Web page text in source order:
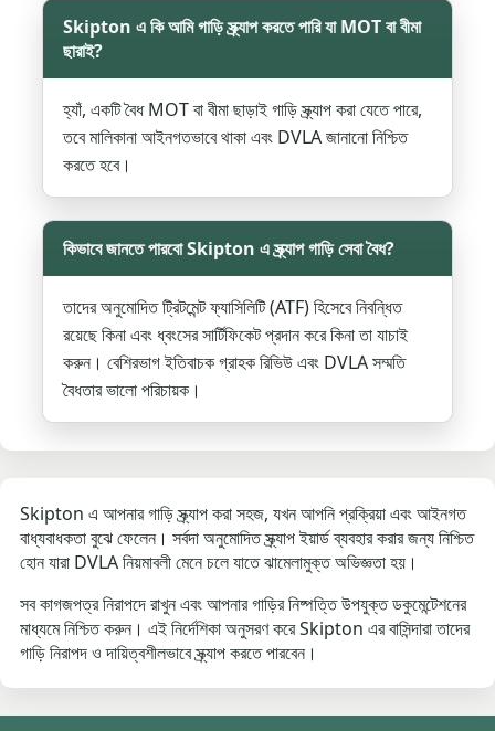
Skipton এ কি আমি গাড়ি স্ক্র্যাপ করতে পারি যা MOT বা বীমা
ছারাই?
হ্যাঁ, একটি বৈধ MOT বা বীমা ছাড়াই গাড়ি স্ক্র্যাপ করা যেতে পারে,
তবে মালিকানা আইনগতভাবে থাকা এবং DVLA জানানো নিশ্চিত
করতে হবে।
কিভাবে জানতে পারবো Skipton এ স্ক্র্যাপ গাড়ি সেবা বৈধ?
তাদের অনুমোদিত ট্রিটমেন্ট ফ্যাসিলিটি (ATF) হিসেবে নিবন্ধিত
রয়েছে কিনা এবং ধ্বংসের সার্টিফিকেট প্রদান করে কিনা তা যাচাই
করুন। বেশিরভাগ ইতিবাচক গ্রাহক রিভিউ এবং DVLA সম্মতি
বৈধতার ভালো পরিচায়ক।
Skipton এ আপনার গাড়ি স্ক্র্যাপ করা সহজ, যখন আপনি প্রক্রিয়া এবং আইনগত
বাধ্যবাধকতা বুঝে ফেলেন। সর্বদা অনুমোদিত স্ক্র্যাপ ইয়ার্ড ব্যবহার করার জন্য নিশ্চিত
হোন যারা DVLA নিয়মাবলী মেনে চলে যাতে ঝামেলামুক্ত অভিজ্ঞতা হয়।
সব কাগজপত্র নিরাপদে রাখুন এবং আপনার গাড়ির নিষ্পত্তি উপযুক্ত ডকুমেন্টেশনের
মাধ্যমে নিশ্চিত করুন। এই নির্দেশিকা অনুসরণ করে Skipton এর বাসিন্দারা তাদের
গাড়ি নিরাপদ ও দায়িত্বশীলভাবে স্ক্র্যাপ করতে পারবেন।